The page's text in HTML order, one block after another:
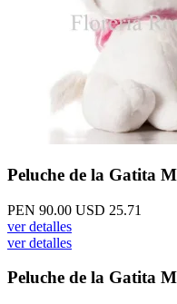
Peluche de la Gatita
PEN 90.00 USD 25.71
ver detalles
ver detalles
Peluche de la Gatita